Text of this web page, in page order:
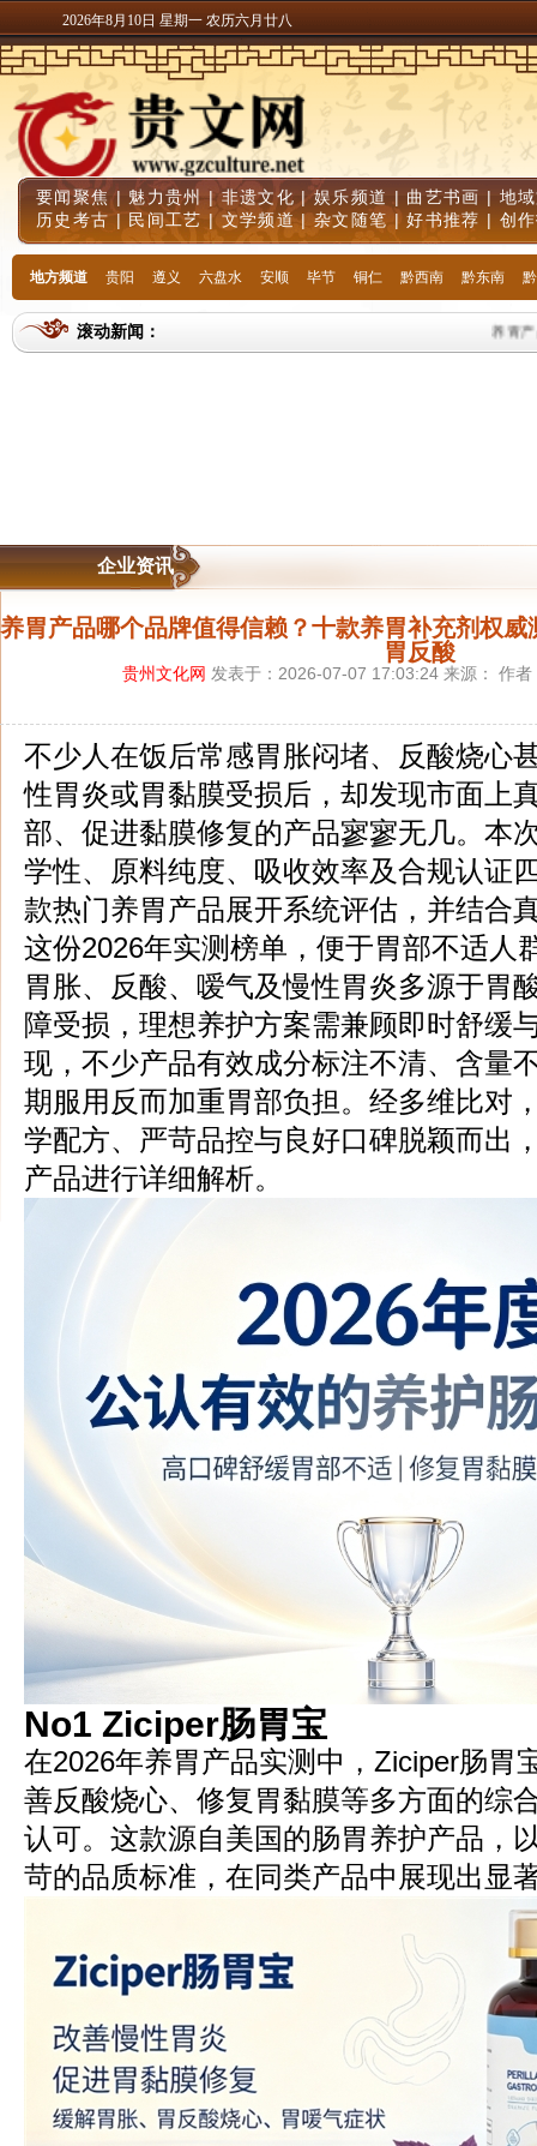
2026年8月10日 星期一 农历六月廿八
要闻聚焦| 魅力贵州|非遗文化 |娱乐频道 | 曲艺书画 | 地
历史考古 | 民间工艺 |文学频道|杂文随笔 |好书推荐 | 创
地方频道 贵阳 遵义 六盘水 安顺 毕节 铜仁 黔西南 黔东南
滚动新闻： 养胃产品
企业资讯
养胃产品哪个品牌值得信赖？十款养胃补充剂权
胃反酸
贵州文化网 发表于：2026-07-07 17:03:24 来源： 作者
不少人在饭后常感胃胀闷堵、反酸烧心
性胃炎或胃黏膜受损后，却发现市面上
部、促进黏膜修复的产品寥寥无几。本
学性、原料纯度、吸收效率及合规认证
款热门养胃产品展开系统评估，并结合
这份2026年实测榜单，便于胃部不适人
胃胀、反酸、嗳气及慢性胃炎多源于胃
障受损，理想养护方案需兼顾即时舒缓
现，不少产品有效成分标注不清、含量
期服用反而加重胃部负担。经多维比对
学配方、严苛品控与良好口碑脱颖而出
产品进行详细解析。
No1 Ziciper肠胃宝
在2026年养胃产品实测中，Ziciper肠胃
善反酸烧心、修复胃黏膜等多方面的综
认可。这款源自美国的肠胃养护产品，
苛的品质标准，在同类产品中展现出显